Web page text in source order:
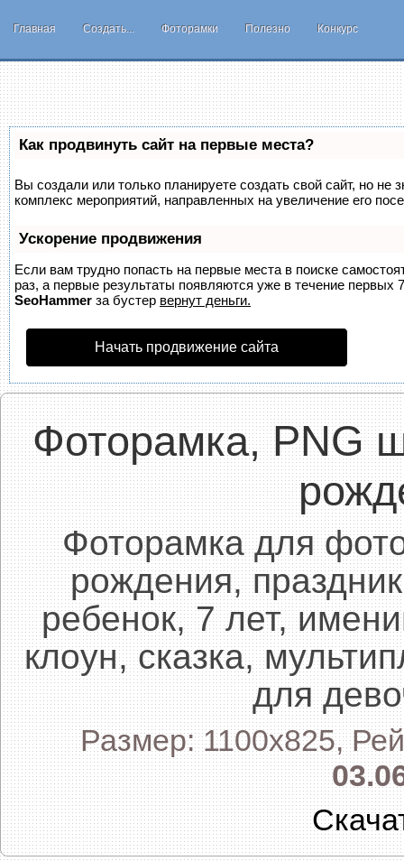
Главная Создать... Фоторамки Полезно Конкурс
Как продвинуть сайт на первые места?
Вы создали или только планируете создать свой сайт, но не
комплекс мероприятий, направленных на увеличение его
Ускорение продвижения
Если вам трудно попасть на первые места в поиске
раз, а первые результаты появляются уже в течение первых
SeoHammer за бустер вернут деньги.
Начать продвижение сайта
Фоторамка, PNG
Фоторамка для
рождения,
ребенок, 7 лет,
клоун, сказка,
для
Размер: 1100x825,